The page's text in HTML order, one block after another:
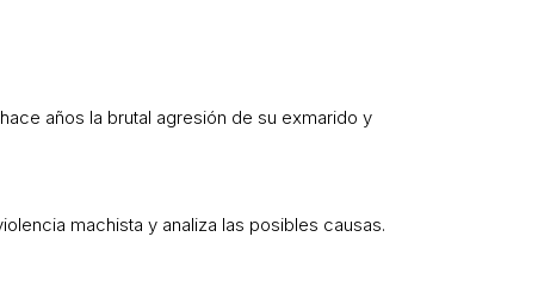
años la brutal agresión de su exmarido y
machista y analiza las posibles causas.